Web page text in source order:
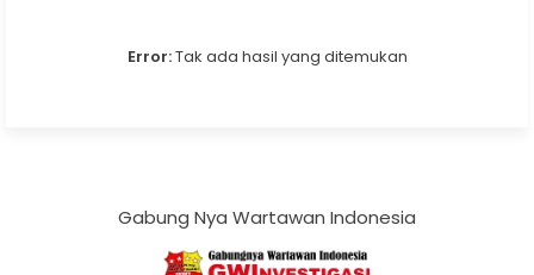
Error:Tak ada hasil yang ditemukan
Gabung Nya Wartawan Indonesia